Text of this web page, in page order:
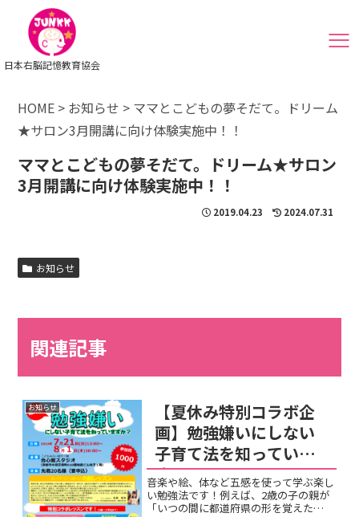
日本右脳記憶教育協会
HOME > お知らせ > ママとこどもの夢そだて。ドリーム
★サロン3月開講に向け体験実施中！！
ママとこどもの夢そだて。ドリーム★サロン
3月開講に向け体験実施中！！
2019.04.23 2024.07.31
お知らせ
関連記事
お知らせ
【夏休み特別コラボ企
画】勉強嫌いにしない
子育て法を知っていま
すか？
音楽や絵、体など五感を使って学ぶ楽し
い勉強法です！例えば、2歳の子の親が
「いつの間に都道府県の形を覚えた